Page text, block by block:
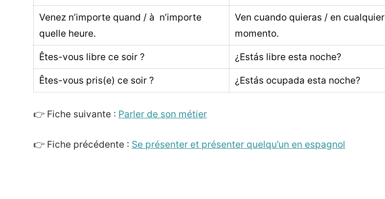
Venez n’importe quand / à n’importe
quelle heure.
Ven cuando quieras / en cualquier
momento.
Êtes-vous libre ce soir ? ¿Estás libre esta noche?
Êtes-vous pris(e) ce soir ? ¿Estás ocupada esta noche?
👉 Fiche suivante : Parler de son métier
👉 Fiche précédente : Se présenter et présenter quelqu’un en espagnol